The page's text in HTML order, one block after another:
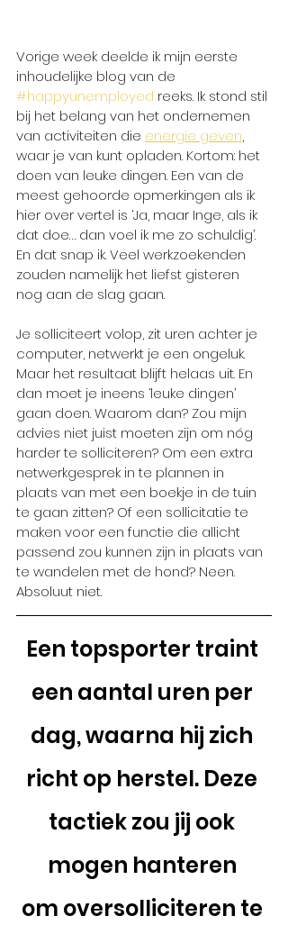
Vorige week deelde ik mijn eerste
inhoudelijke blog van de
#happyunemployed reeks. Ik stond stil
bij het belang van het ondernemen
van activiteiten die energie geven,
waar je van kunt opladen. Kortom: het
doen van leuke dingen. Een van de
meest gehoorde opmerkingen als ik
hier over vertel is ‘Ja, maar Inge, als ik
dat doe… dan voel ik me zo schuldig’.
En dat snap ik. Veel werkzoekenden
zouden namelijk het liefst gisteren
nog aan de slag gaan.
Je solliciteert volop, zit uren achter je
computer, netwerkt je een ongeluk.
Maar het resultaat blijft helaas uit. En
dan moet je ineens ‘leuke dingen’
gaan doen. Waarom dan? Zou mijn
advies niet juist moeten zijn om nóg
harder te solliciteren? Om een extra
netwerkgesprek in te plannen in
plaats van met een boekje in de tuin
te gaan zitten? Of een sollicitatie te
maken voor een functie die allicht
passend zou kunnen zijn in plaats van
te wandelen met de hond? Neen.
Absoluut niet.
Een topsporter traint
een aantal uren per
dag, waarna hij zich
richt op herstel. Deze
tactiek zou jij ook
mogen hanteren
om oversolliciteren te